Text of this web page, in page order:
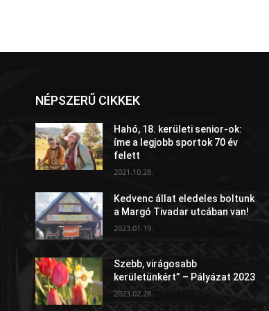
NÉPSZERŰ CIKKEK
Hahó, 18. kerületi senior-ok:
íme a legjobb sportok 70 év
felett
2021.10.28.
Kedvenc állat eledeles boltunk
a Margó Tivadar utcában van!
2023.01.19.
Szebb, virágosabb
kerületünkért” – Pályázat 2023
2023.02.28.